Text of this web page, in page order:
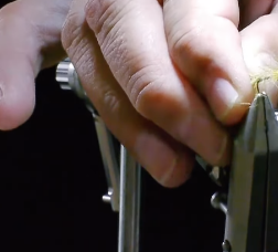
Vidéos
MP-Books